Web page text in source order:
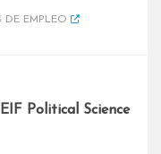
DE EMPLEO
Political Science